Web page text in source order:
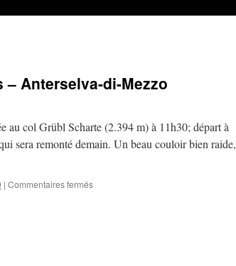
– Anterselva-di-Mezzo
au col Grübl Scharte (2.394 m) à 11h30; départ à
sera remonté demain. Un beau couloir bien raide,
| Commentaires ferméssur